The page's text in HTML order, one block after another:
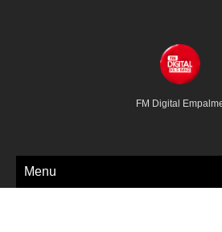
FM Digital
Menu